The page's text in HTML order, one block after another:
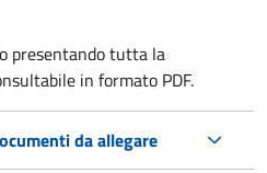
presentando tutta la
in formato PDF.
da allegare